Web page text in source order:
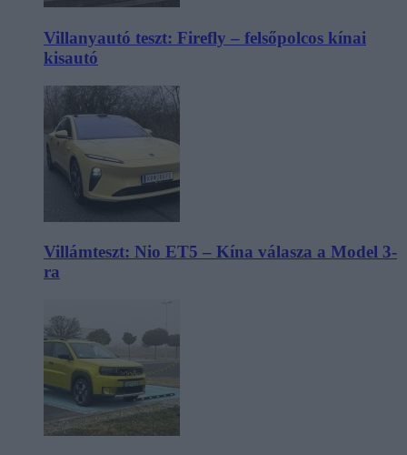
Villanyautó teszt: Firefly – felsőpolcos kínai
kisautó
Villámteszt: Nio ET5 – Kína válasza a Model 3-
ra